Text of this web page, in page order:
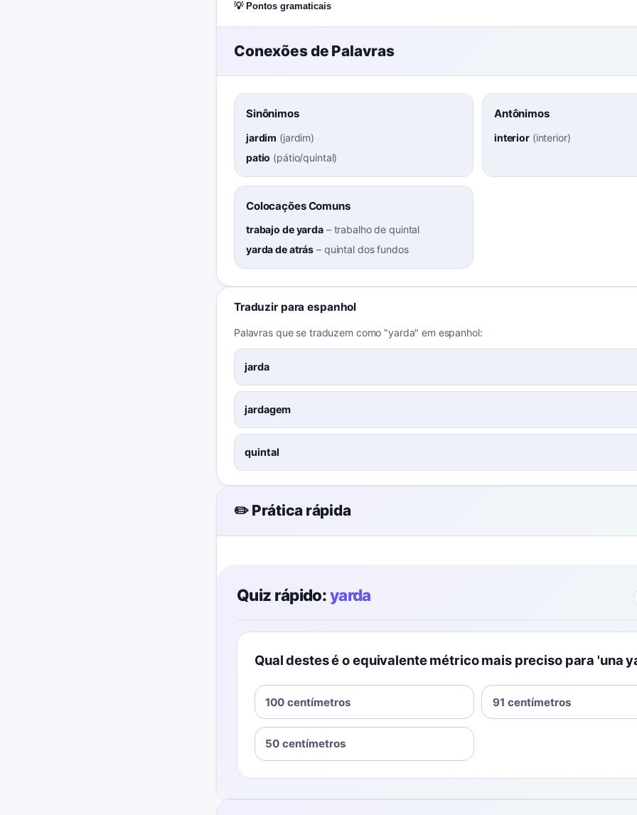
💡 Pontos gramaticais
Conexões de Palavras
Sinônimos
jardim (jardim)
patio (pátio/quintal)
Antônimos
interior(interior)
Colocações Comuns
trabajo de yarda– trabalho de quintal
yarda de atrás – quintal dos fundos
Traduzir para espanhol
Palavras que se traduzem como "yarda" em espanhol:
jarda
jardagem
quintal
✏️ Prática rápida
Quiz rápido:yarda
Qual destes é o equivalente métrico mais preciso para 'una
100 centímetros 91 centímetros
50 centímetros